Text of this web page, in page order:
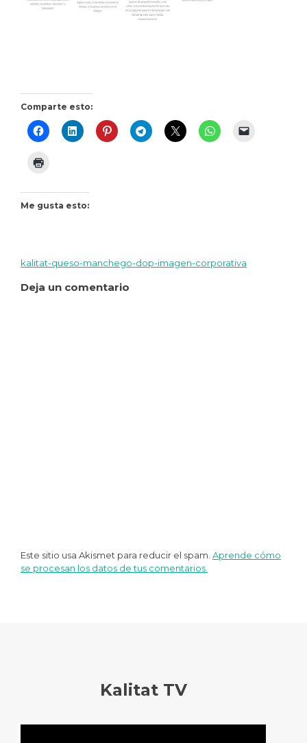
Comparte esto:
Me gusta esto:
Navegación
kalitat-queso-manchego-dop-imagen-corporativa
Deja un comentario
Este sitio usa Akismet para reducir el spam. Aprende cómo
se procesan los datos de tus comentarios.
Kalitat TV